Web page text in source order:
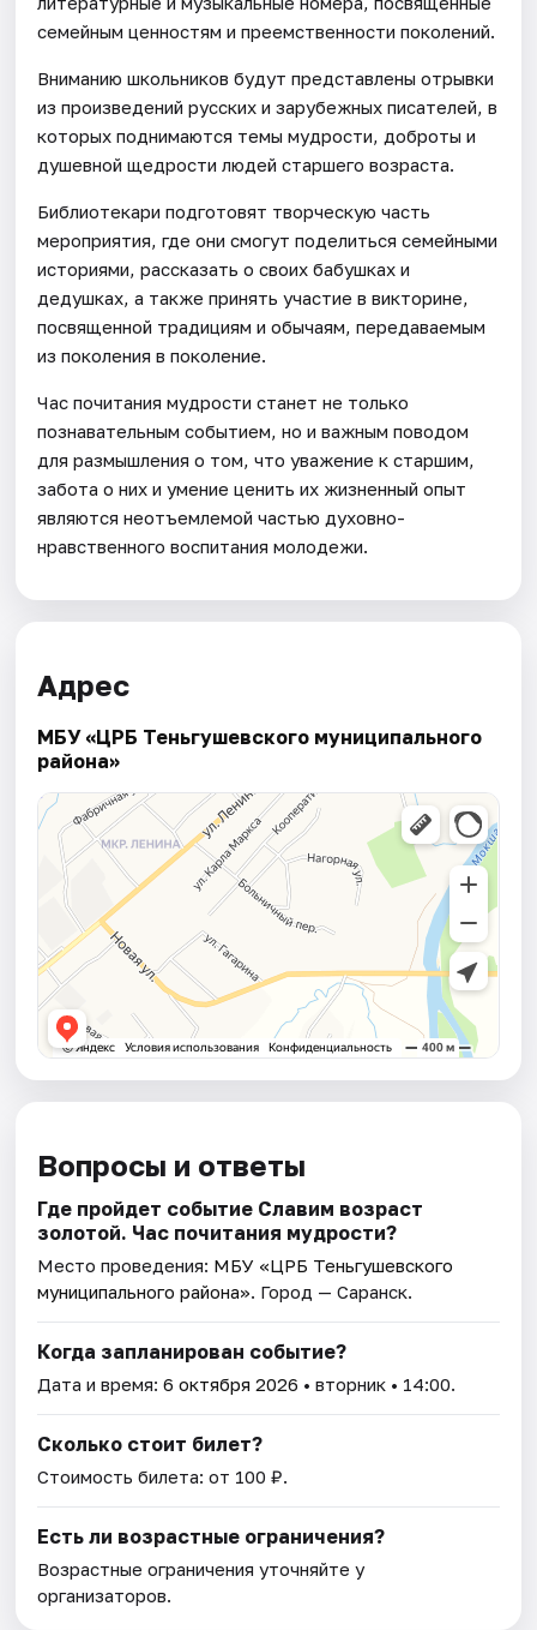
семейным ценностям и преемственности поколений.
Вниманию школьников будут представлены отрывки
из произведений русских и зарубежных писателей, в
которых поднимаются темы мудрости, доброты и
душевной щедрости людей старшего возраста.
Библиотекари подготовят творческую часть
мероприятия, где они смогут поделиться семейными
историями, рассказать о своих бабушках и
дедушках, а также принять участие в викторине,
посвященной традициям и обычаям, передаваемым
из поколения в поколение.
Час почитания мудрости станет не только
познавательным событием, но и важным поводом
для размышления о том, что уважение к старшим,
забота о них и умение ценить их жизненный опыт
являются неотъемлемой частью духовно-
нравственного воспитания молодежи.
Адрес
МБУ «ЦРБ Теньгушевского муниципального
района»
Вопросы и ответы
Где пройдет событие Славим возраст
золотой. Час почитания мудрости?
Место проведения: МБУ «ЦРБ Теньгушевского
муниципального района». Город — Саранск.
Когда запланирован событие?
Дата и время:6 октября 2026 • вторник • 14:00.
Сколько стоит билет?
Стоимость билета: от 100 ₽.
Есть ли возрастные ограничения?
Возрастные ограничения уточняйте у
организаторов.